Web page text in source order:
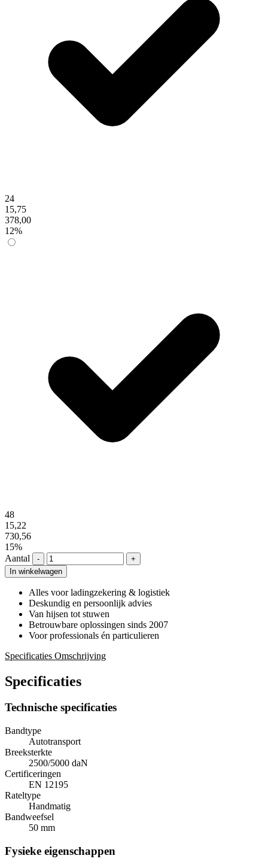
24
15,75
378,00
12%
48
15,22
730,56
15%
Aantal
-
+
In winkelwagen
Alles voor ladingzekering & logistiek
Deskundig en persoonlijk advies
Van hijsen tot stuwen
Betrouwbare oplossingen sinds 2007
Voor professionals én particulieren
Specificaties Omschrijving
Specificaties
Technische specificaties
Bandtype
Autotransport
Breeksterkte
2500/5000 daN
Certificeringen
EN 12195
Rateltype
Handmatig
Bandweefsel
50 mm
Fysieke eigenschappen